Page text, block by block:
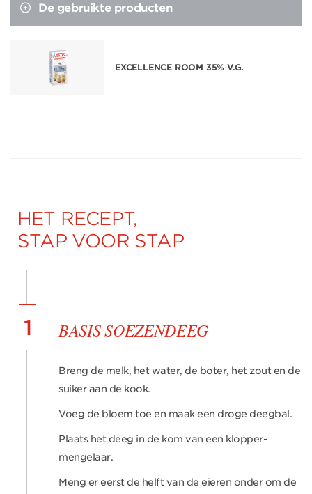
De gebruikte producten
EXCELLENCE ROOM 35% V.G.
HET RECEPT,
STAP VOOR STAP
1 BASIS SOEZENDEEG
Breng de melk, het water, de boter, het zout en de
suiker aan de kook.
Voeg de bloem toe en maak een droge deegbal.
Plaats het deeg in de kom van een klopper-
mengelaar.
Meng er eerst de helft van de eieren onder om de